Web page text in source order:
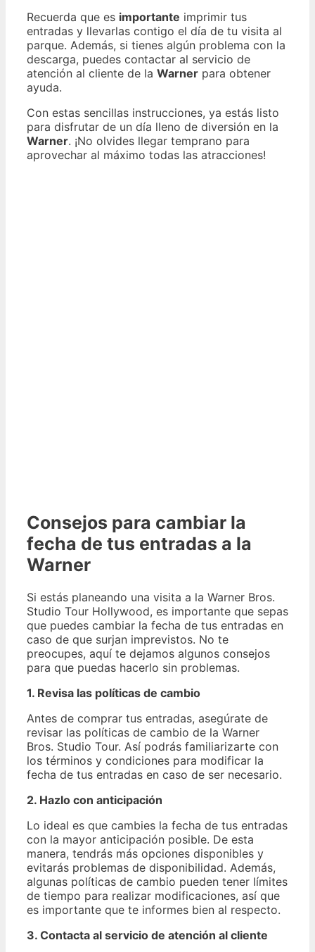
Recuerda que es importante imprimir tus
entradas y llevarlas contigo el día de tu visita al
parque. Además, si tienes algún problema con la
descarga, puedes contactar al servicio de
atención al cliente de la Warner para obtener
ayuda.
Con estas sencillas instrucciones, ya estás listo
para disfrutar de un día lleno de diversión en la
Warner. ¡No olvides llegar temprano para
aprovechar al máximo todas las atracciones!
Consejos para cambiar la
fecha de tus entradas a la
Warner
Si estás planeando una visita a la Warner Bros.
Studio Tour Hollywood, es importante que sepas
que puedes cambiar la fecha de tus entradas en
caso de que surjan imprevistos. No te
preocupes, aquí te dejamos algunos consejos
para que puedas hacerlo sin problemas.
1. Revisa las políticas de cambio
Antes de comprar tus entradas, asegúrate de
revisar las políticas de cambio de la Warner
Bros. Studio Tour. Así podrás familiarizarte con
los términos y condiciones para modificar la
fecha de tus entradas en caso de ser necesario.
2. Hazlo con anticipación
Lo ideal es que cambies la fecha de tus entradas
con la mayor anticipación posible. De esta
manera, tendrás más opciones disponibles y
evitarás problemas de disponibilidad. Además,
algunas políticas de cambio pueden tener límites
de tiempo para realizar modificaciones, así que
es importante que te informes bien al respecto.
3. Contacta al servicio de atención al cliente